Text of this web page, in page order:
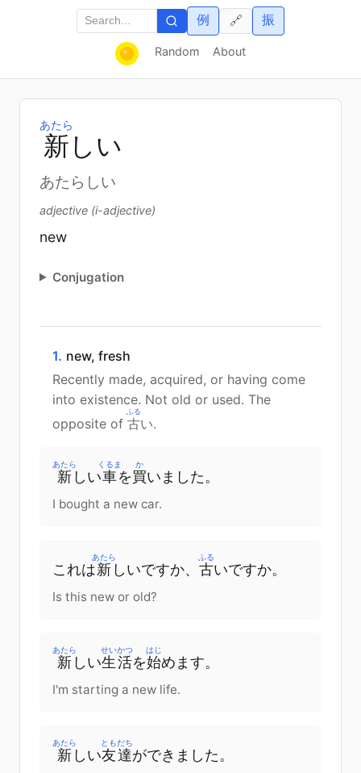
Random About
例 振
🔗
新
あたら
しい
あたらしい
adjective (i-adjective)
new
Conjugation
1. new, fresh
Recently made, acquired, or having come
into existence. Not old or used. The
opposite of 古
ふる
い.
新
あたら
しい車
くるま
を買
か
いました 。
I bought a new car.
これは新
あたら
しいですか、 古
ふる
いですか。
Is this new or old?
新
あたら
しい生活
せいかつ
を始
はじ
めます。
I'm starting a new life.
新
あたら
しい友達
ともだち
ができました 。